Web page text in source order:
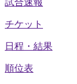
チケット
日程・結果
順位表